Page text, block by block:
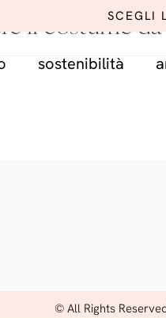
SCEGLI
sostenibilità
il costume
© All Rights